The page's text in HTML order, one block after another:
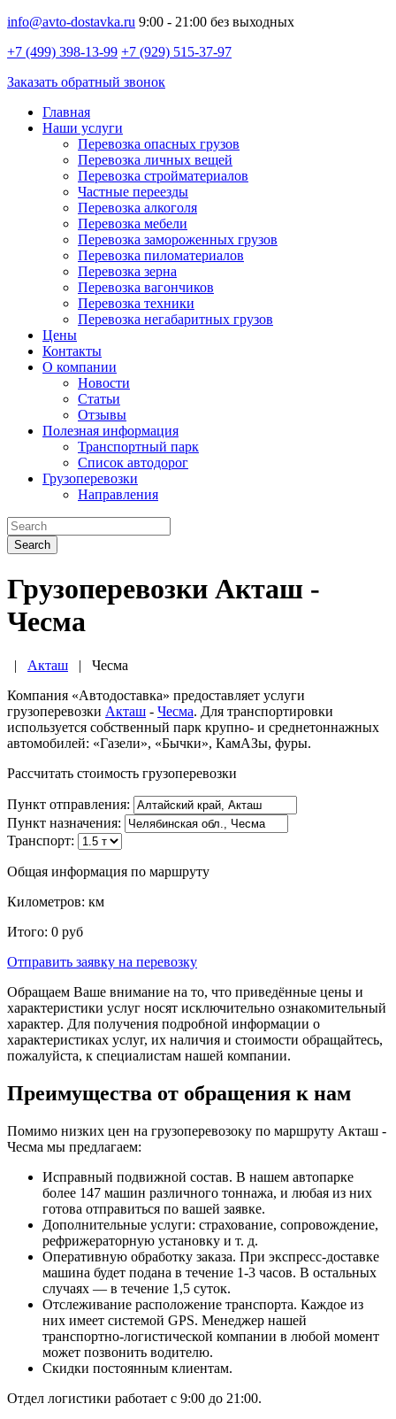
info@avto-dostavka.ru 9:00 - 21:00 без выходных
+7 (499) 398-13-99 +7 (929) 515-37-97
Заказать обратный звонок
Главная
Наши услуги
Перевозка опасных грузов
Перевозка личных вещей
Перевозка стройматериалов
Частные переезды
Перевозка алкоголя
Перевозка мебели
Перевозка замороженных грузов
Перевозка пиломатериалов
Перевозка зерна
Перевозка вагончиков
Перевозка техники
Перевозка негабаритных грузов
Цены
Контакты
О компании
Новости
Статьи
Отзывы
Полезная информация
Транспортный парк
Список автодорог
Грузоперевозки
Направления
Search
Грузоперевозки Акташ -
Чесма
| Акташ | Чесма
Компания «Автодоставка» предоставляет услуги
грузоперевозки Акташ - Чесма. Для транспортировки
используется собственный парк крупно- и среднетоннажных
автомобилей: «Газели», «Бычки», КамАЗы, фуры.
Рассчитать стоимость грузоперевозки
Пункт отправления:
Пункт назначения:
Транспорт:
Общая информация по маршруту
Километров: км
Итого: 0 руб
Отправить заявку на перевозку
Обращаем Ваше внимание на то, что приведённые цены и
характеристики услуг носят исключительно ознакомительный
характер. Для получения подробной информации о
характеристиках услуг, их наличия и стоимости обращайтесь,
пожалуйста, к специалистам нашей компании.
Преимущества от обращения к нам
Помимо низких цен на грузоперевозоку по маршруту Акташ -
Чесма мы предлагаем:
Исправный подвижной состав. В нашем автопарке
более 147 машин различного тоннажа, и любая из них
готова отправиться по вашей заявке.
Дополнительные услуги: страхование, сопровождение,
рефрижераторную установку и т. д.
Оперативную обработку заказа. При экспресс-доставке
машина будет подана в течение 1-3 часов. В остальных
случаях — в течение 1,5 суток.
Отслеживание расположение транспорта. Каждое из
них имеет системой GPS. Менеджер нашей
транспортно-логистической компании в любой момент
может позвонить водителю.
Скидки постоянным клиентам.
Отдел логистики работает с 9:00 до 21:00.